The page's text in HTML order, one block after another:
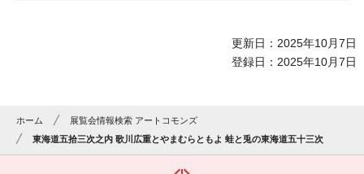
更新日：2025年10月7日
登録日：2025年10月7日
ホーム
展覧会情報検索 アートコモンズ
東海道五拾三次之内 歌川広重とやまむらともよ 蛙と兎の東海道五十三次